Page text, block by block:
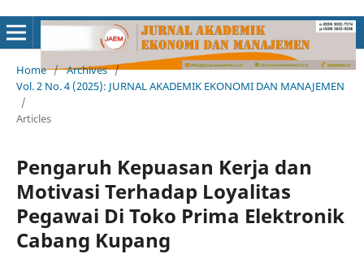
Home / Archives /
Vol. 2 No. 4 (2025): JURNAL AKADEMIK EKONOMI DAN MANAJEMEN
/
Articles
Pengaruh Kepuasan Kerja dan
Motivasi Terhadap Loyalitas
Pegawai Di Toko Prima Elektronik
Cabang Kupang